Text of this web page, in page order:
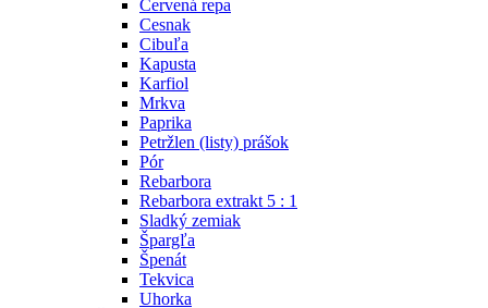
Červená repa
Cesnak
Cibuľa
Kapusta
Karfiol
Mrkva
Paprika
Petržlen (listy) prášok
Pór
Rebarbora
Rebarbora extrakt 5 : 1
Sladký zemiak
Špargľa
Špenát
Tekvica
Uhorka